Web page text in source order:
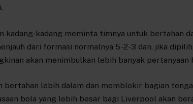
kadang-kadang meminta timnya untuk bertahan
dari formasi normalnya 5-2-3 dan, jika
akan menimbulkan lebih banyak pertanyaan
bertahan lebih dalam dan memblokir bagian
bola yang lebih besar bagi Liverpool akan